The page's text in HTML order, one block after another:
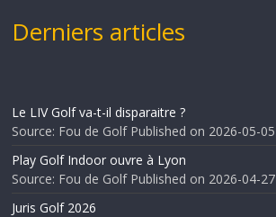
Derniers articles
Le LIV Golf va-t-il disparaitre ?
Source: Fou de Golf Published on 2026-05-05
Play Golf Indoor ouvre à Lyon
Source: Fou de Golf Published on 2026-04-27
Juris Golf 2026